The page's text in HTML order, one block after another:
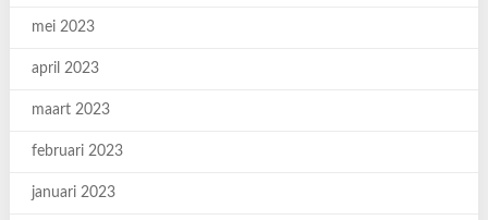
mei 2023
april 2023
maart 2023
februari 2023
januari 2023